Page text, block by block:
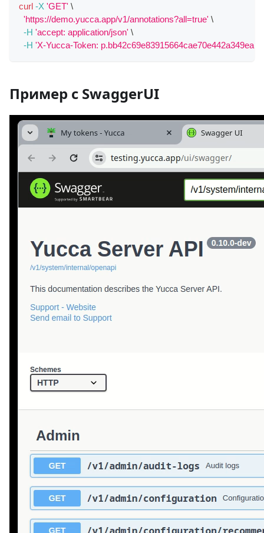
curl -X 'GET' \
'https://demo.yucca.app/v1/annotations?all=true' \
-H 'accept: application/json' \
-H 'X-Yucca-Token:
Пример c SwaggerUI